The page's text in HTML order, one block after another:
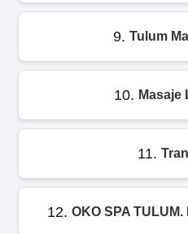
9. Tulum
10. Masaje
11.
12. OKO SPA